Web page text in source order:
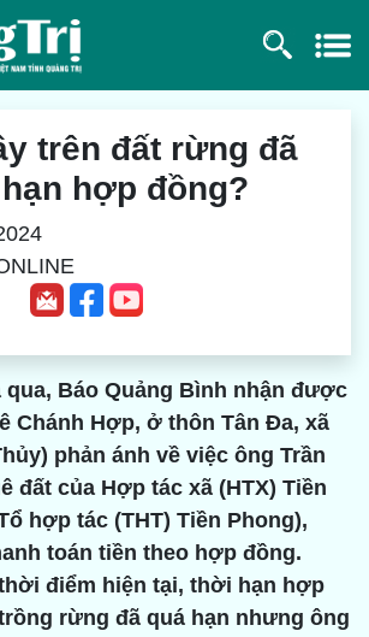
trên đất rừng đã
hợp đồng?
qua, Báo Quảng Bình nhận được
Chánh Hợp, ở thôn Tân Đa, xã
phản ánh về việc ông Trần
đất của Hợp tác xã (HTX) Tiền
hợp tác (THT) Tiền Phong),
toán tiền theo hợp đồng.
điểm hiện tại, thời hạn hợp
rừng đã quá hạn nhưng ông